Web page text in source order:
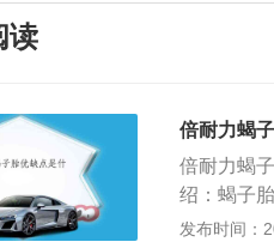
读
倍耐力蝎
倍耐力蝎
绍：蝎子
的标志。
发布时间：